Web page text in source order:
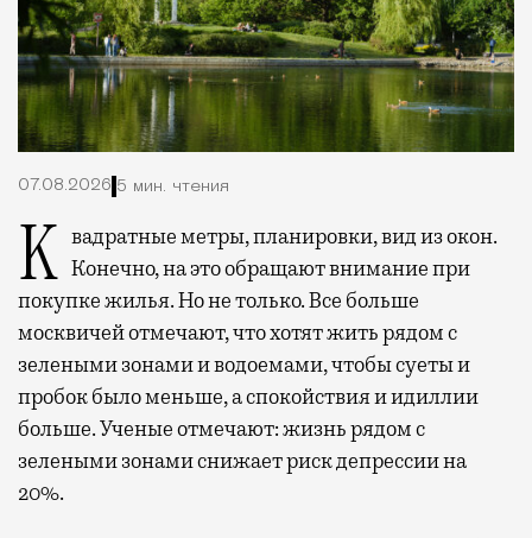
07.08.2026 5 мин. чтения
Квадратные метры, планировки, вид из окон. Конечно, на это обращают внимание при
покупке жилья. Но не только. Все больше
москвичей отмечают, что хотят жить рядом с
зелеными зонами и водоемами, чтобы суеты и
пробок было меньше, а спокойствия и идиллии
больше. Ученые отмечают: жизнь рядом с
зелеными зонами снижает риск депрессии на
20%.